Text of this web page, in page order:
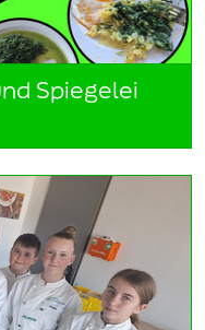
Spiegelei